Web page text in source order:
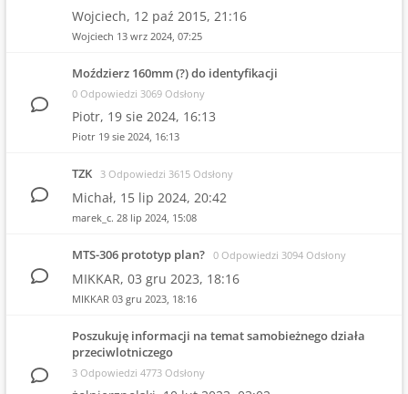
Wojciech, 12 paź 2015, 21:16
Wojciech 13 wrz 2024, 07:25
Moździerz 160mm (?) do identyfikacji
0 Odpowiedzi 3069 Odsłony
Piotr, 19 sie 2024, 16:13
Piotr 19 sie 2024, 16:13
TZK 3 Odpowiedzi 3615 Odsłony
Michał, 15 lip 2024, 20:42
marek_c. 28 lip 2024, 15:08
MTS-306 prototyp plan? 0 Odpowiedzi 3094 Odsłony
MIKKAR, 03 gru 2023, 18:16
MIKKAR 03 gru 2023, 18:16
Poszukuję informacji na temat samobieżnego działa
przeciwlotniczego
3 Odpowiedzi 4773 Odsłony